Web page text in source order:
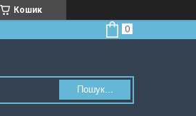
Кошик
Пошук...